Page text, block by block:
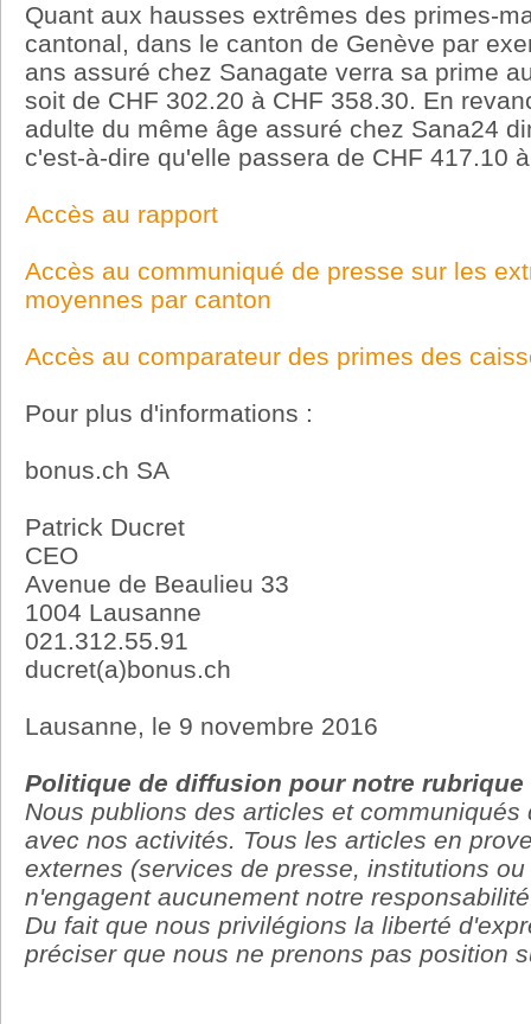
Quant aux hausses extrêmes des primes-
cantonal, dans le canton de Genève par
ans assuré chez Sanagate verra sa prime
soit de CHF 302.20 à CHF 358.30. En
adulte du même âge assuré chez Sana24
c'est-à-dire qu'elle passera de CHF 417.10
Accès au rapport
Accès au communiqué de presse sur les
moyennes par canton
Accès au comparateur des primes des
Pour plus d'informations :
bonus.ch SA
Patrick Ducret
CEO
Avenue de Beaulieu 33
1004 Lausanne
021.312.55.91
ducret(a)bonus.ch
Lausanne, le 9 novembre 2016
Politique de diffusion pour notre
Nous publions des articles et communiqués
avec nos activités. Tous les articles en
externes (services de presse, institutions
n'engagent aucunement notre
Du fait que nous privilégions la liberté
préciser que nous ne prenons pas position